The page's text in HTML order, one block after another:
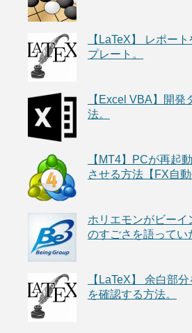
【LaTeX】 レポー
プレート。
【Excel VBA】開
法。
【MT4】PCが再起
させる方法【FX自動
ホリエモンがビー
のすごさを語ってい
【LaTeX】 余白部
を確認する方法。